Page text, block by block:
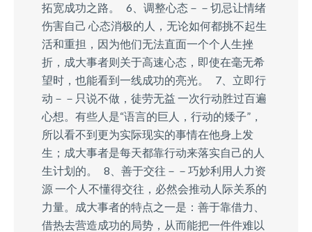
拓宽成功之路。 6、调整心态－－切忌让情绪
伤害自己 心态消极的人，无论如何都挑不起生
活和重担，因为他们无法直面一个个人生挫
折，成大事者则关于高速心态，即使在毫无希
望时，也能看到一线成功的亮光。 7、立即行
动－－只说不做，徒劳无益 一次行动胜过百遍
心想。有些人是“语言的巨人，行动的矮子”，
所以看不到更为实际现实的事情在他身上发
生；成大事者是每天都靠行动来落实自己的人
生计划的。 8、善于交往－－巧妙利用人力资
源 一个人不懂得交往，必然会推动人际关系的
力量。成大事者的特点之一是：善于靠借力、
借热去营造成功的局势，从而能把一件件难以